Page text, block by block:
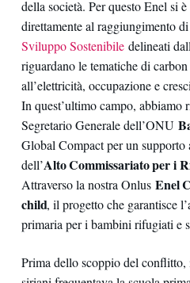
della società. Per questo Enel si
direttamente al raggiungimento
Sviluppo Sostenibile delineati
riguardano le tematiche di
all’elettricità, occupazione e
In quest’ultimo campo, abbiamo
Segretario Generale dell’ONU
Global Compact per un supporto
dell’Alto Commissariato per i
Attraverso la nostra Onlus Enel
child, il progetto che garantisce
primaria per i bambini rifugiati e
Prima dello scoppio del